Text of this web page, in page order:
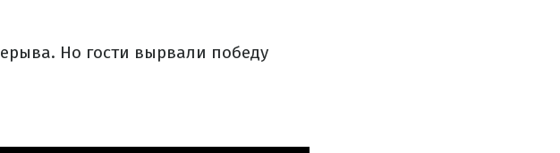
Но гости вырвали победу